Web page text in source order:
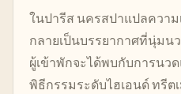
ในปารีส นครสปาแปลความ
กลายเป็นบรรยากาศที่นุ่ม
ผู้เข้าพักจะได้พบกับการนว
พิธีกรรมระดับไฮเอนด์ ทรีต